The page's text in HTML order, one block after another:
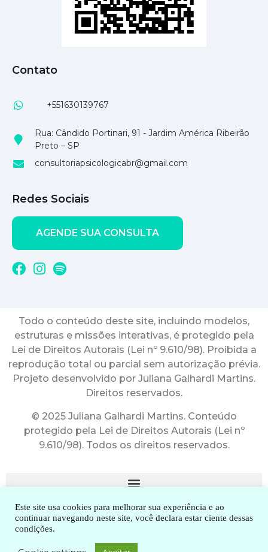
Contato
+551630139767
Rua: Cândido Portinari, 91 - Jardim América Ribeirão
Preto – SP
consultoriapsicologicabr@gmail.com
Redes Sociais
AGENDE SUA CONSULTA
Todo o conteúdo deste site, incluindo modelos,
estruturas e missões interativas, é protegido pela
Lei de Direitos Autorais (Lei nº 9.610/98). Proibida a
reprodução total ou parcial sem autorização prévia.
Projeto desenvolvido por Juliana Galhardi Martins.
Direitos reservados.
© 2025 Juliana Galhardi Martins. Conteúdo
protegido pela Lei de Direitos Autorais (Lei nº
9.610/98). Todos os direitos reservados.
2010-2025. Dra. Juliana Galhardi Martins. Todos os direitos
Este site usa cookies para melhorar sua experiência e ao
continuar navegando neste site, você declara estar ciente dessas
condições.